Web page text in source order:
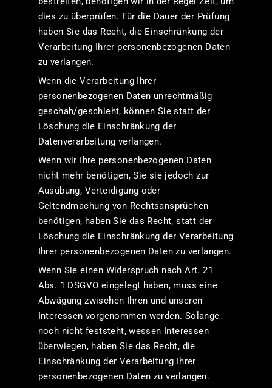
dies zu überprüfen. Für die Dauer der Prüfung
haben Sie das Recht, die Einschränkung der
Verarbeitung Ihrer personenbezogenen Daten
zu verlangen.
Wenn die Verarbeitung Ihrer
personenbezogenen Daten unrechtmäßig
geschah/geschieht, können Sie statt der
Löschung die Einschränkung der
Datenverarbeitung verlangen.
Wenn wir Ihre personenbezogenen Daten
nicht mehr benötigen, Sie sie jedoch zur
Ausübung, Verteidigung oder
Geltendmachung von Rechtsansprüchen
benötigen, haben Sie das Recht, statt der
Löschung die Einschränkung der Verarbeitung
Ihrer personenbezogenen Daten zu verlangen.
Wenn Sie einen Widerspruch nach Art. 21
Abs. 1 DSGVO eingelegt haben, muss eine
Abwägung zwischen Ihren und unseren
Interessen vorgenommen werden. Solange
noch nicht feststeht, wessen Interessen
überwiegen, haben Sie das Recht, die
Einschränkung der Verarbeitung Ihrer
personenbezogenen Daten zu verlangen.